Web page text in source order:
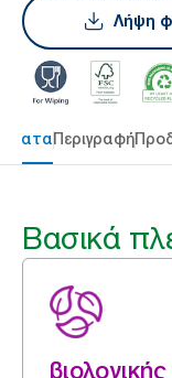
Λήψη
Περιγραφή
Βασικά